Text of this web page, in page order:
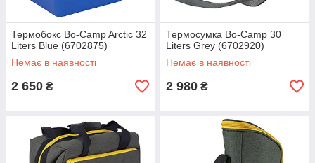
Термобокс Bo-Camp Arctic 32
Liters Blue (6702875)
Немає в наявності
2 650 ₴
Термосумка Bo-Camp 30
Liters Grey (6702920)
Немає в наявності
2 980 ₴